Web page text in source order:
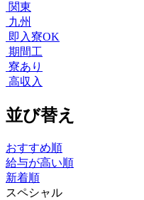
関東
九州
即入寮OK
期間工
寮あり
高収入
並び替え
おすすめ順
給与が高い順
新着順
スペシャル